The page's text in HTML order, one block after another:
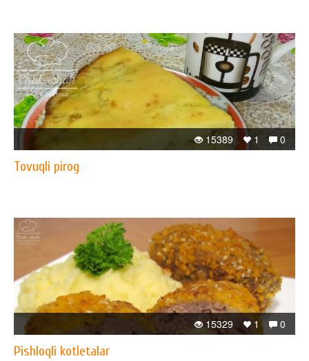
0
1
15389
Tovuqli pirog
0
1
15329
Pishloqli kotletalar